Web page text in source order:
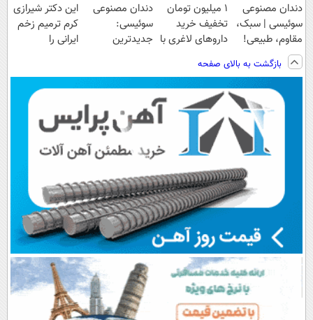
دندان مصنوعی
سوئیسی | سبک،
مقاوم، طبیعی!
ویزیت
رایگان+پرداخت
اقساطی😍
1 میلیون تومان
تخفیف خرید
داروهای لاغری با
داروخانه و پک
یخ!
دندان مصنوعی
سوئیسی:
جدیدترین
پرداخت قسطی
این دکتر شیرازی
کرم ترمیم زخم
ایرانی را
بازگشت به بالای صفحه